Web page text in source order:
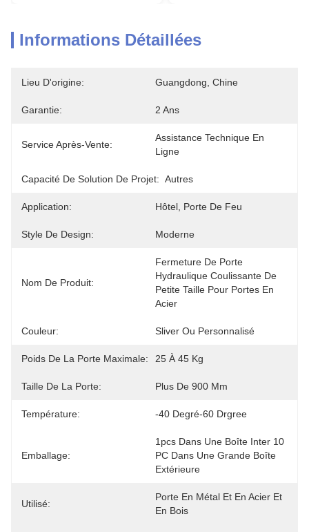
Informations Détaillées
Lieu D'origine: Guangdong, Chine
Garantie: 2 Ans
Service Après-Vente:
Assistance Technique En
Ligne
Capacité De Solution De Projet: Autres
Application: Hôtel, Porte De Feu
Style De Design: Moderne
Nom De Produit:
Fermeture De Porte
Hydraulique Coulissante De
Petite Taille Pour Portes En
Acier
Couleur: Sliver Ou Personnalisé
Poids De La Porte Maximale: 25 À 45 Kg
Taille De La Porte: Plus De 900 Mm
Température: -40 Degré-60 Drgree
Emballage:
1pcs Dans Une Boîte Inter 10
PC Dans Une Grande Boîte
Extérieure
Utilisé:
Porte En Métal Et En Acier Et
En Bois